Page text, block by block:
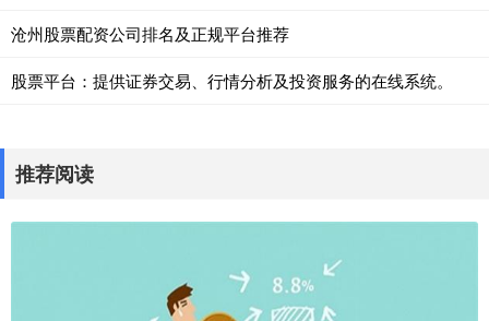
沧州股票配资公司排名及正规平台推荐
股票平台：提供证券交易、行情分析及投资服务的在线系统。
推荐阅读